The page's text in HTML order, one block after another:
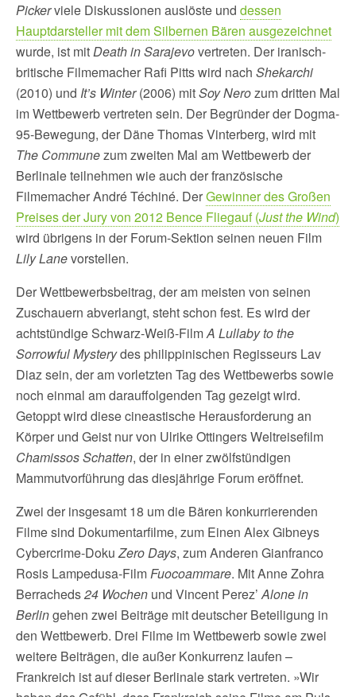
Pickerviele Diskussionen auslöste und dessen
Hauptdarsteller mit dem Silbernen Bären ausgezeichnet
wurde, ist mitDeath in Sarajevovertreten. Der iranisch-
britische Filmemacher Rafi Pitts wird nach Shekarchi
(2010) und It’s Winter(2006) mitSoy Nerozum dritten Mal
im Wettbewerb vertreten sein. Der Begründer der Dogma-
95-Bewegung, der Däne Thomas Vinterberg, wird mit
The Communezum zweiten Mal am Wettbewerb der
Berlinale teilnehmen wie auch der französische
Filmemacher André Téchiné. DerGewinner des Großen
Preises der Jury von 2012 Bence Fliegauf (Just the Wind)
wird übrigens in der Forum-Sektion seinen neuen Film
Lily Lanevorstellen.
Der Wettbewerbsbeitrag, der am meisten von seinen
Zuschauern abverlangt, steht schon fest. Es wird der
achtstündige Schwarz-Weiß-FilmA Lullaby to the
Sorrowful Mysterydes philippinischen Regisseurs Lav
Diaz sein, der am vorletzten Tag des Wettbewerbs sowie
noch einmal am darauffolgenden Tag gezeigt wird.
Getoppt wird diese cineastische Herausforderung an
Körper und Geist nur von Ulrike Ottingers Weltreisefilm
Chamissos Schatten, der in einer zwölfstündigen
Mammutvorführung das diesjährige Forum eröffnet.
Zwei der insgesamt 18 um die Bären konkurrierenden
Filme sind Dokumentarfilme, zum Einen Alex Gibneys
Cybercrime-DokuZero Days, zum Anderen Gianfranco
Rosis Lampedusa-FilmFuocoammare. Mit Anne Zohra
Berracheds24 Wochen und Vincent Perez’Alone in
Berlingehen zwei Beiträge mit deutscher Beteiligung in
den Wettbewerb. Drei Filme im Wettbewerb sowie zwei
weitere Beiträgen, die außer Konkurrenz laufen –
Frankreich ist auf dieser Berlinale stark vertreten. »Wir